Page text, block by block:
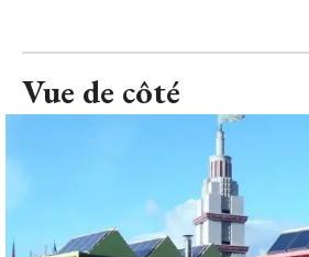
Vue de côté